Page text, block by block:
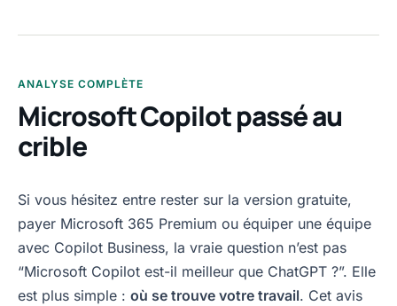
ANALYSE COMPLÈTE
Microsoft Copilot passé au
crible
Si vous hésitez entre rester sur la version gratuite,
payer Microsoft 365 Premium ou équiper une équipe
avec Copilot Business, la vraie question n’est pas
“Microsoft Copilot est-il meilleur que ChatGPT ?”. Elle
est plus simple : où se trouve votre travail. Cet avis